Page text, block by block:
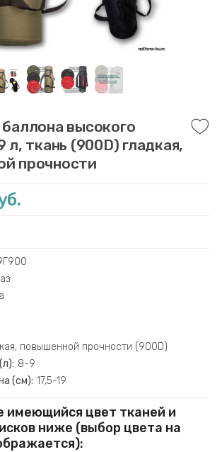
высокого
л, ткань (900D) гладкая,
прочности
повышенной прочности (900D)
8-9
(см): 17,5-19
имеющийся цвет тканей и
ниже (выбор цвета на